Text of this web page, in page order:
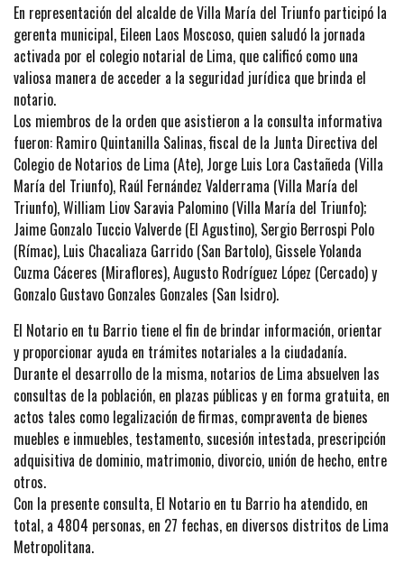
En representación del alcalde de Villa María del Triunfo participó la
gerenta municipal, Eileen Laos Moscoso, quien saludó la jornada
activada por el colegio notarial de Lima, que calificó como una
valiosa manera de acceder a la seguridad jurídica que brinda el
notario.
Los miembros de la orden que asistieron a la consulta informativa
fueron: Ramiro Quintanilla Salinas, fiscal de la Junta Directiva del
Colegio de Notarios de Lima (Ate), Jorge Luis Lora Castañeda (Villa
María del Triunfo), Raúl Fernández Valderrama (Villa María del
Triunfo), William Liov Saravia Palomino (Villa María del Triunfo);
Jaime Gonzalo Tuccio Valverde (El Agustino), Sergio Berrospi Polo
(Rímac), Luis Chacaliaza Garrido (San Bartolo), Gissele Yolanda
Cuzma Cáceres (Miraflores), Augusto Rodríguez López (Cercado) y
Gonzalo Gustavo Gonzales Gonzales (San Isidro).
El Notario en tu Barrio tiene el fin de brindar información, orientar
y proporcionar ayuda en trámites notariales a la ciudadanía.
Durante el desarrollo de la misma, notarios de Lima absuelven las
consultas de la población, en plazas públicas y en forma gratuita, en
actos tales como legalización de firmas, compraventa de bienes
muebles e inmuebles, testamento, sucesión intestada, prescripción
adquisitiva de dominio, matrimonio, divorcio, unión de hecho, entre
otros.
Con la presente consulta, El Notario en tu Barrio ha atendido, en
total, a 4804 personas, en 27 fechas, en diversos distritos de Lima
Metropolitana.